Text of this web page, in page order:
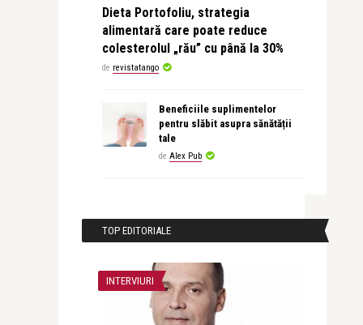
Dieta Portofoliu, strategia
alimentară care poate reduce
colesterolul „rău” cu până la 30%
de revistatango
Beneficiile suplimentelor
pentru slăbit asupra sănătății
tale
de Alex Pub
TOP EDITORIALE
INTERVIURI